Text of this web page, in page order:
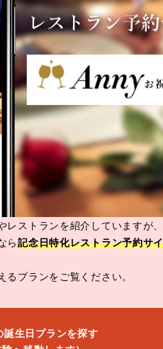
ストランを紹介していますが
ら記念日特化レストラン予約サ
プランをご覧ください。
誕生日プランを探す